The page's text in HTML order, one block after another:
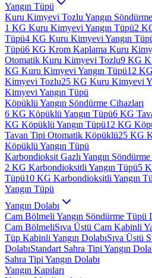
Yangın Tüpü
Kuru Kimyevi Tozlu Yangın
1 KG Kuru Kimyevi Yangın Tüpü2
Tüpü4 KG Kuru Kimyevi Yangın
Tüpü6 KG Krom Kaplama Kuru
Otomatik Kuru Kimyevi Tozlu9 KG
KG Kuru Kimyevi Yangın Tüpü12
Kimyevi Tozlu25 KG Kuru Kimyevi
Kimyevi Yangın Tüpü
Köpüklü Yangın Söndürme Cihazları
6 KG Köpüklü Yangın Tüpü6 KG
KG Köpüklü Yangın Tüpü12 KG
Tavan Tipi Otomatik Köpüklü25 KG
Köpüklü Yangın Tüpü
Karbondioksit Gazlı Yangın Söndürme
2 KG Karbondioksitli Yangın Tüpü5
Tüpü10 KG Karbondioksitli Yangın
Yangın Tüpü
Yangın Dolabı
Cam Bölmeli Yangın Söndürme Tüpü
Cam BölmeliSıva Üstü Cam Kabinli
Tüp Kabinli Yangın DolabıSıva Üstü
DolabıStandart Sahra Tipi Yangın
Sahra Tipi Yangın Dolabı
Yangın Kapıları